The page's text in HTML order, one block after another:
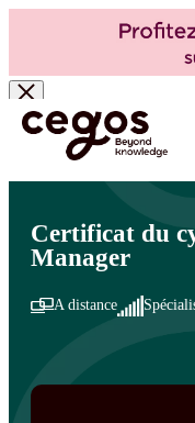
Skip to main content
Vous êtes ici : Accueil >Cegos,
>Vente et négociation
Certificat du
Manager
A distance